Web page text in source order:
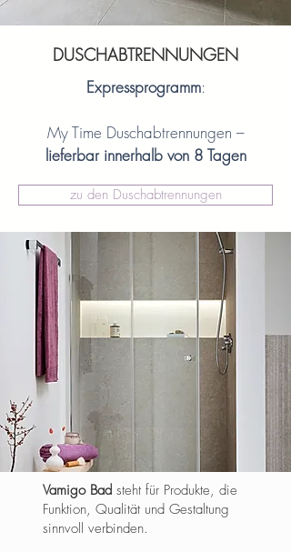
DUSCHABTRENNUNGEN
Expressprogramm:
My Time Duschabtrennungen –
lieferbar innerhalb von 8 Tagen
zu den Duschabtrennungen
Vamigo Bad steht für Produkte, die
Funktion, Qualität und Gestaltung
sinnvoll verbinden.